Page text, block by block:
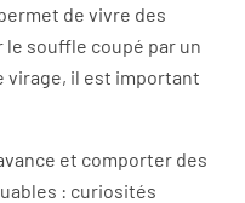
de vivre des
le souffle coupé par un
virage, il est important
et comporter des
: curiosités